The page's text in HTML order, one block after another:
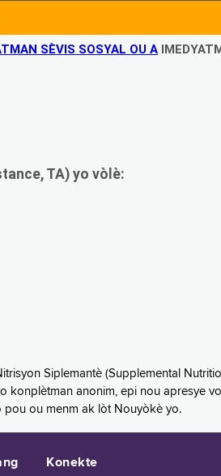
SÈVIS SOSYAL OU A
TA) yo vòlè:
Siplemantè (Supplemental
konplètman anonim, epi nou apresye
pou ou menm ak lòt Nouyòkè yo.
Konekte